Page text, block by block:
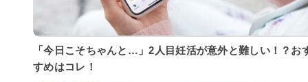
「今日こそちゃんと…」2人目妊活が意外と難しい！？お
すめはコレ！